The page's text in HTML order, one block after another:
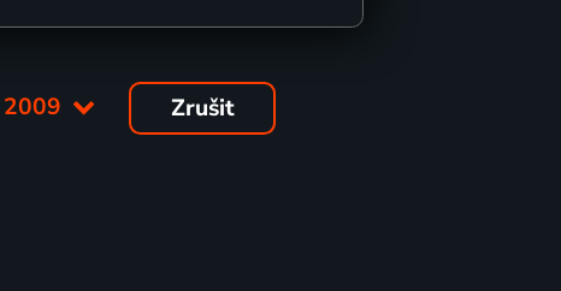
2009 Zrušit